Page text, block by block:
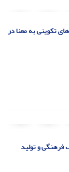
تکوینی به معنا در
فرهنگی و تولید